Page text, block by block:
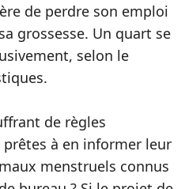
de perdre son emploi
grossesse. Un quart se
selon le
de règles
à en informer leur
menstruels connus